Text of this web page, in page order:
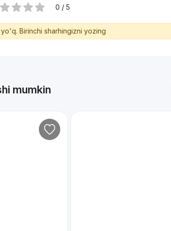
0 / 5
Birinchi sharhingizni yozing
mumkin